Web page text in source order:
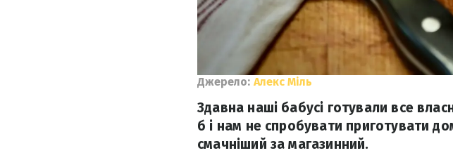
Джерело: Алекс Міль
Здавна наші бабусі готували все
б і нам не спробувати приготувати
смачніший за магазинний.